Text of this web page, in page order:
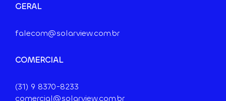
GERAL
falecom@solarview.com.br
COMERCIAL
(31) 9 8370-8233
comercial@solarview.com.br